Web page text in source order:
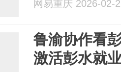
网易重庆 2026-02-
鲁渝协作看
激活彭水就